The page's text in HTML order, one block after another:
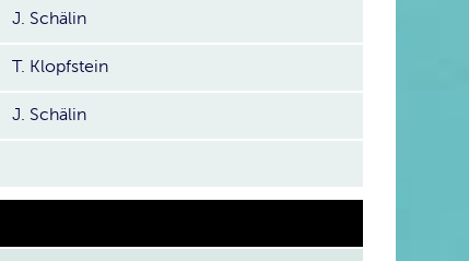
J. Schälin
T. Klopfstein
J. Schälin